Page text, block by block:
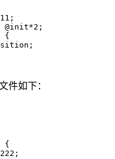
;
@init*2 ;
{
;
件如下：
{
;